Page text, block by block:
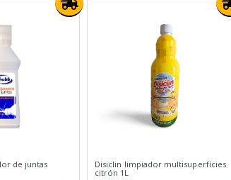
de juntas
Disiclin limpiador multisuperfícies
citrón 1L